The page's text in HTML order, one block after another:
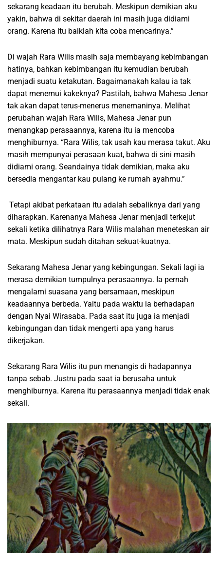
sekarang keadaan itu berubah. Meskipun demikian aku
yakin, bahwa di sekitar daerah ini masih juga didiami
orang. Karena itu baiklah kita coba mencarinya.”
Di wajah Rara Wilis masih saja membayang kebimbangan
hatinya, bahkan kebimbangan itu kemudian berubah
menjadi suatu ketakutan. Bagaimanakah kalau ia tak
dapat menemui kakeknya? Pastilah, bahwa Mahesa Jenar
tak akan dapat terus-menerus menemaninya. Melihat
perubahan wajah Rara Wilis, Mahesa Jenar pun
menangkap perasaannya, karena itu ia mencoba
menghiburnya. “Rara Wilis, tak usah kau merasa takut. Aku
masih mempunyai perasaan kuat, bahwa di sini masih
didiami orang. Seandainya tidak demikian, maka aku
bersedia mengantar kau pulang ke rumah ayahmu.”
Tetapi akibat perkataan itu adalah sebaliknya dari yang
diharapkan. Karenanya Mahesa Jenar menjadi terkejut
sekali ketika dilihatnya Rara Wilis malahan meneteskan air
mata. Meskipun sudah ditahan sekuat-kuatnya.
Sekarang Mahesa Jenar yang kebingungan. Sekali lagi ia
merasa demikian tumpulnya perasaannya. Ia pernah
mengalami suasana yang bersamaan, meskipun
keadaannya berbeda. Yaitu pada waktu ia berhadapan
dengan Nyai Wirasaba. Pada saat itu juga ia menjadi
kebingungan dan tidak mengerti apa yang harus
dikerjakan.
Sekarang Rara Wilis itu pun menangis di hadapannya
tanpa sebab. Justru pada saat ia berusaha untuk
menghiburnya. Karena itu perasaannya menjadi tidak enak
sekali.